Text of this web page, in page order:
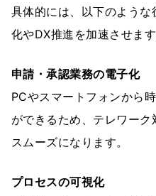
具体的には、以下のよう
化やDX推進を加速させます
申請・承認業務の電子化
PCやスマートフォンから
ができるため、テレワー
スムーズになります。
プロセスの可視化